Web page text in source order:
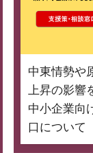
中東情勢や
上昇の影響
中小企業向
口について